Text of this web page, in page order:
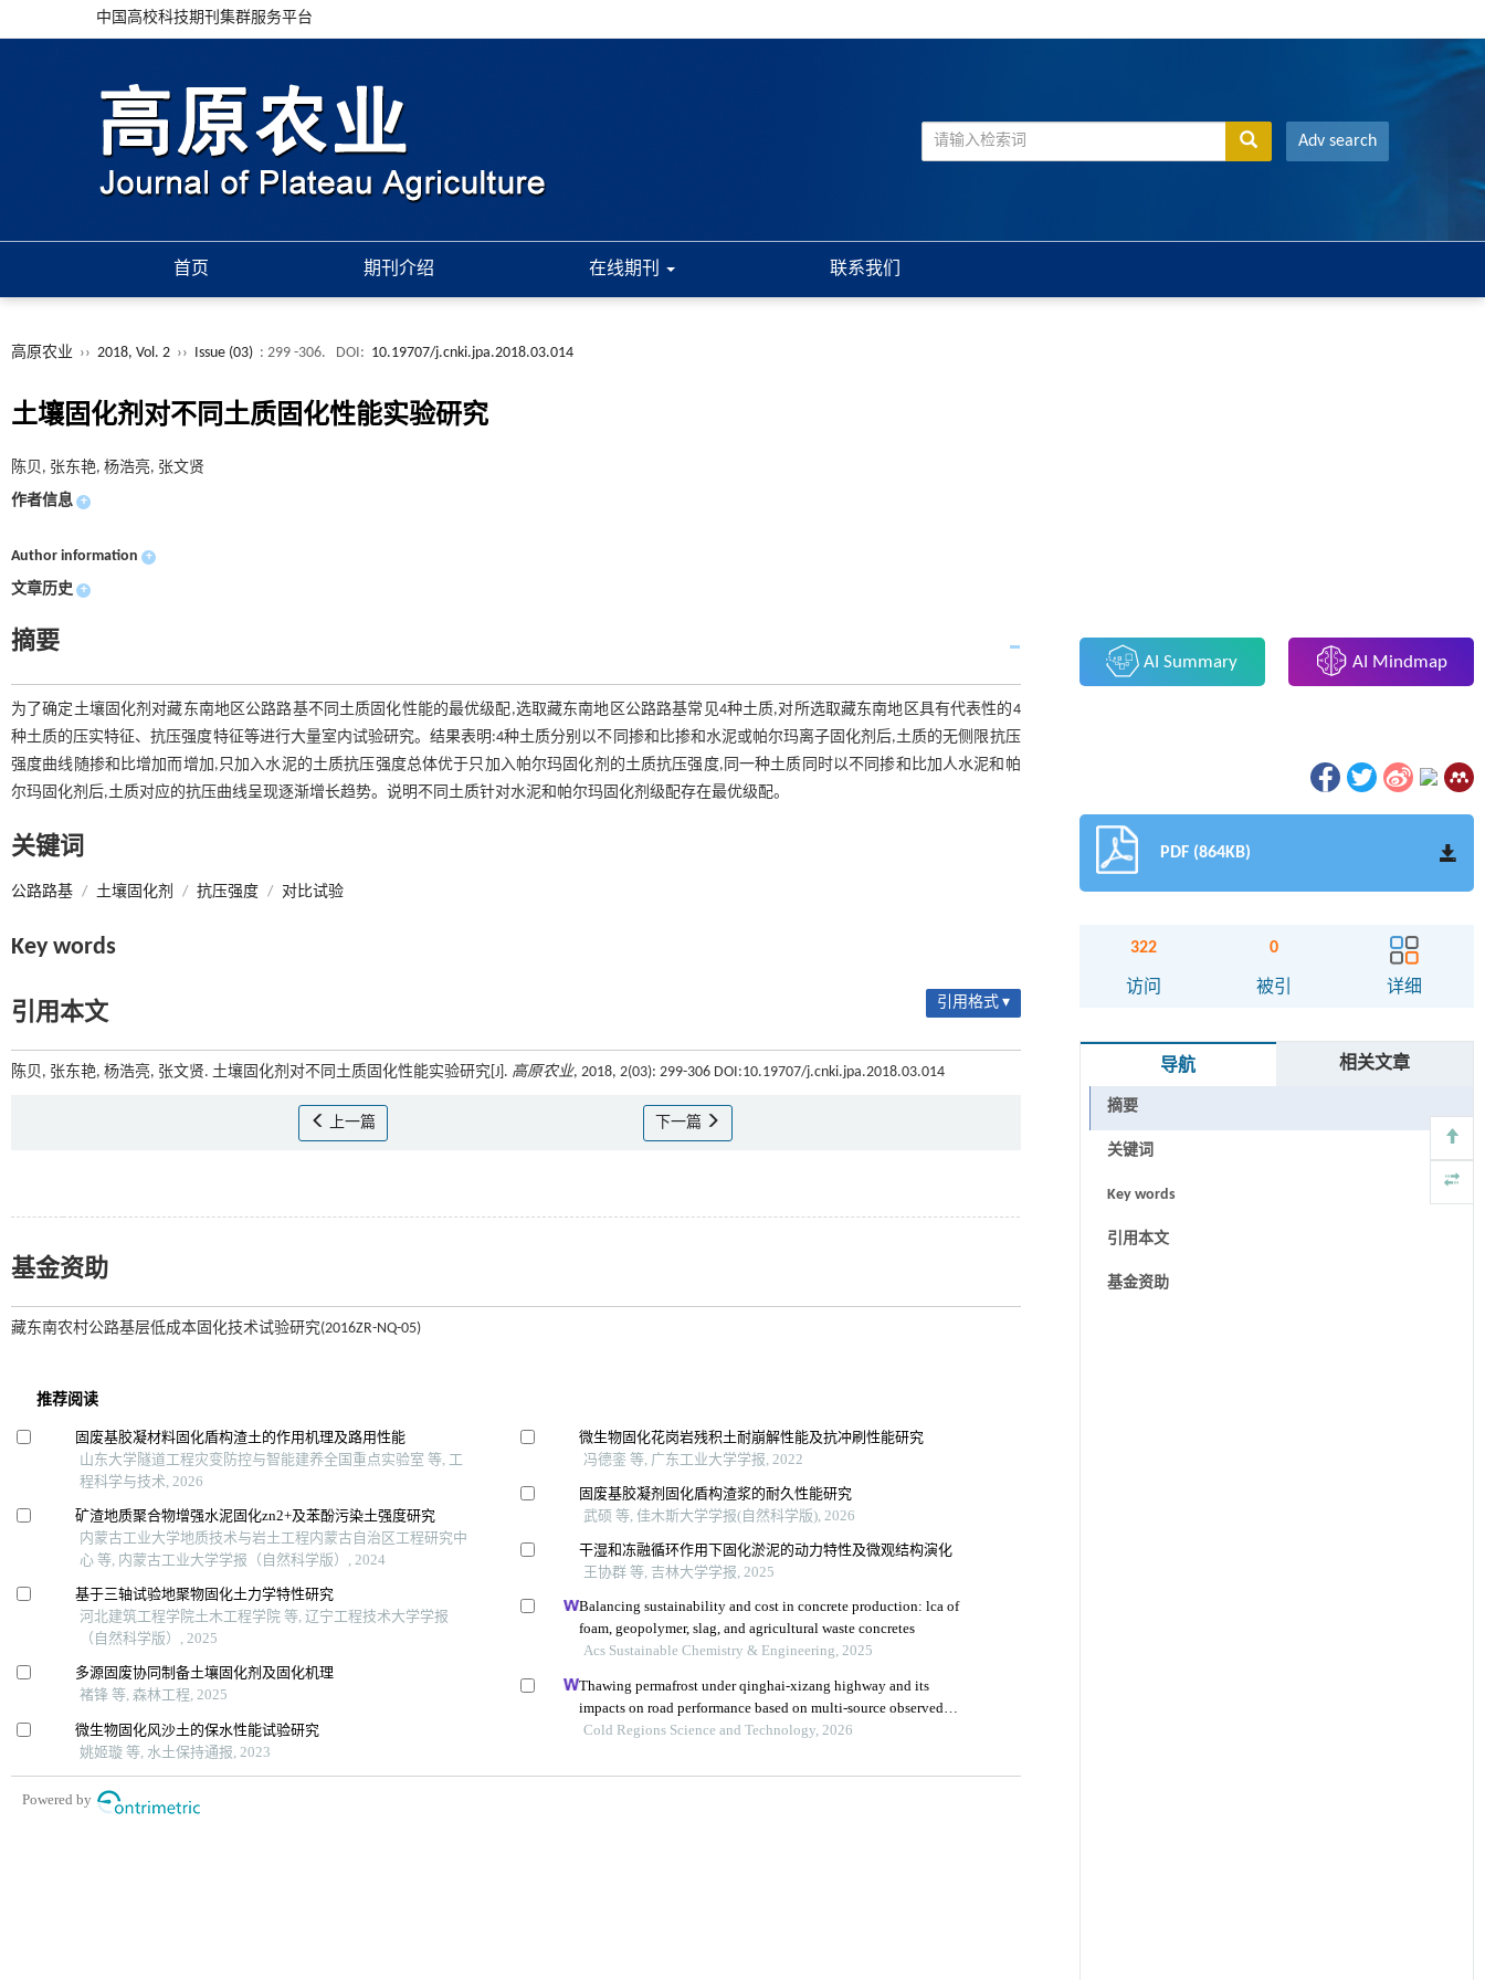
中国高校科技期刊集群服务平台
Adv search
首页 期刊介绍 在线期刊 联系我们
高原农业 ›› 2018, Vol. 2 ›› Issue (03) : 299 -306. DOI: 10.19707/j.cnki.jpa.2018.03.014
土壤固化剂对不同土质固化性能实验研究
陈贝, 张东艳, 杨浩亮, 张文贤
作者信息 +
Author information +
文章历史 +
摘要
为了确定土壤固化剂对藏东南地区公路路基不同土质固化性能的最优级配,选取藏东南地区公路路基常见4种土质,对所选取藏东南地区具有代表性的4
种土质的压实特征、抗压强度特征等进行大量室内试验研究。结果表明:4种土质分别以不同掺和比掺和水泥或帕尔玛离子固化剂后,土质的无侧限抗压
强度曲线随掺和比增加而增加,只加入水泥的土质抗压强度总体优于只加入帕尔玛固化剂的土质抗压强度,同一种土质同时以不同掺和比加人水泥和帕
尔玛固化剂后,土质对应的抗压曲线呈现逐渐增长趋势。说明不同土质针对水泥和帕尔玛固化剂级配存在最优级配。
关键词
公路路基 / 土壤固化剂 / 抗压强度 / 对比试验
Key words
引用本文 引用格式 ▾
陈贝, 张东艳, 杨浩亮, 张文贤. 土壤固化剂对不同土质固化性能实验研究[J]. 高原农业, 2018, 2(03): 299-306 DOI:10.19707/j.cnki.jpa.2018.03.014
上一篇 下一篇
基金资助
藏东南农村公路基层低成本固化技术试验研究(2016ZR-NQ-05)
AI Summary AI Mindmap
PDF (864KB)
322
访问
0
被引 详细
导航 相关文章
摘要
关键词
Key words
引用本文
基金资助